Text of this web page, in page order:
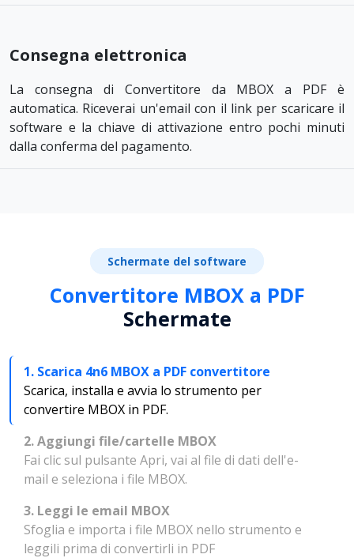
Consegna elettronica
La consegna di Convertitore da MBOX a PDF è
automatica. Riceverai un'email con il link per scaricare il
software e la chiave di attivazione entro pochi minuti
dalla conferma del pagamento.
Schermate del software
Convertitore MBOX a PDF
Schermate
1. Scarica 4n6 MBOX a PDF convertitore
Scarica, installa e avvia lo strumento per
convertire MBOX in PDF.
2. Aggiungi file/cartelle MBOX
Fai clic sul pulsante Apri, vai al file di dati dell'e-
mail e seleziona i file MBOX.
3. Leggi le email MBOX
Sfoglia e importa i file MBOX nello strumento e
leggili prima di convertirli in PDF